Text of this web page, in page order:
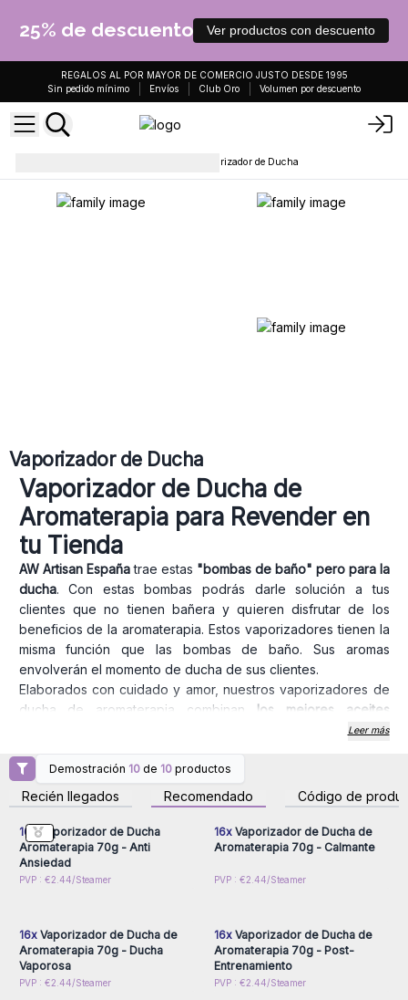
25% de descuento Ver productos con descuento
REGALOS AL POR MAYOR DE COMERCIO JUSTO DESDE 1995
Sin pedido mínimo
Envíos Club Oro Volumen por descuento
Vaporizador de Ducha
Vaporizador de Ducha
Vaporizador de Ducha de
Aromaterapia para Revender en
tu Tienda
AW Artisan Españatrae estas "bombas de baño" pero para la
ducha. Con estas bombas podrás darle solución a tus
clientes que no tienen bañera y quieren disfrutar de los
beneficios de la aromaterapia. Estos vaporizadores tienen la
misma función que las bombas de baño. Sus aromas
envolverán el momento de ducha de sus clientes.
Elaborados con cuidado y amor, nuestros vaporizadores de
ducha de aromaterapia combinan los mejores aceites
esenciales con una cuidada selección de hierbas, delicados
pétalos de rosa y sal kosher.
USO: Simplemente colóquelo en la base de su ducha o
bañera, el vaporizador de ducha se activa con el agua
caliente, el aroma sube a través del vapor y ayuda a tener un
baño más placentero. No dejar que el vaporizador de ducha
se empape.
Este producto es ideal para bodas o celebraciones como
Para una mayor seguridad y protección del producto, cada
bomba de baño viene plastificada individualmente.
¡Estos vaporizadores de ducha son un producto estrella y se
agotan rápidamente, a si que haga su pedido antes de que
Leer más
Demostración 10 de 10 productos
Recién llegados Recomendado Código de
Inicie sesión o regístrese
para obtener precios al
por mayor
16xVaporizador de Ducha
Aromaterapia 70g - Anti
Ansiedad
PVP : €2.44/Steamer
para obtener precios al
por mayor
16xVaporizador de Ducha de
Aromaterapia 70g - Calmante
PVP : €2.44/Steamer
Inicie sesión o regístrese
16xVaporizador de Ducha de
Aromaterapia 70g - Ducha
Vaporosa
PVP : €2.44/Steamer
Inicie sesión o regístrese
16xVaporizador de Ducha de
Aromaterapia 70g - Post-
Entrenamiento
PVP : €2.44/Steamer
Inicie sesión o regístrese
Inicie sesión o regístrese